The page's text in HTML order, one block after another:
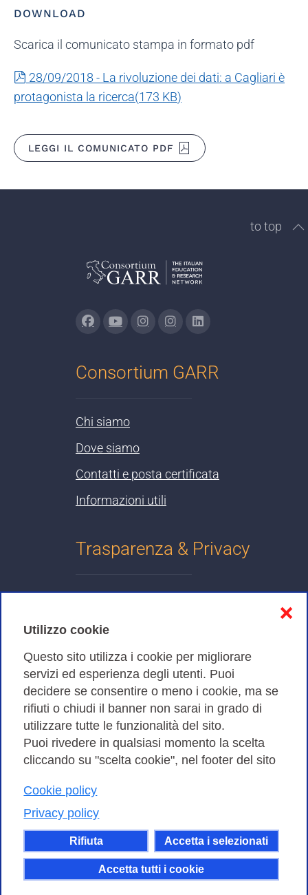
Utilizzo cookie
Questo sito utilizza i cookie per migliorare
servizi ed esperienza degli utenti. Puoi
decidere se consentire o meno i cookie, ma se
rifiuti o chiudi il banner non sarai in grado di
utilizzare tutte le funzionalità del sito.
Puoi rivedere in qualsiasi momento la scelta
cliccando su "scelta cookie", nel footer del sito
Cookie policy
Privacy policy
Rifiuta Accetta i selezionati
Accetta tutti i cookie
❌
DOWNLOAD
Scarica il comunicato stampa in formato pdf
pdf
28/09/2018 - La rivoluzione dei dati: a Cagliari è
protagonista la ricerca(173 KB)
LEGGI IL COMUNICATO PDF
to top
Consortium GARR
Chi siamo
Dove siamo
Contatti e posta certificata
Informazioni utili
Trasparenza & Privacy
Cookies Policy
Amministrazione trasparente
Bandi di Gara
Consortium GARR - Via dei Tizii, 6 - 00185 Roma | Tel.
| CF 97284570583 – PI 07577141000 | Codice
Destinatario 7EU9KEU |
Il contenuto di questo sito e' rilasciato, tranne dove
altrimenti indicato, secondo i termini della licenza
Creative Commons